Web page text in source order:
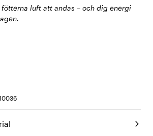
fötterna luft att andas – och dig energi